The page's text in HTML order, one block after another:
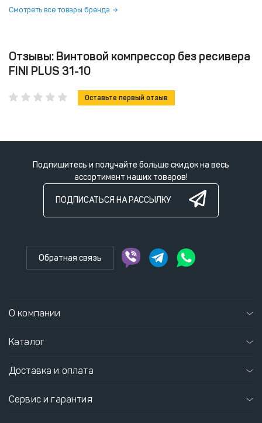
Смотреть все товары бренда
Отзывы: Винтовой компрессор без ресивера
FINI PLUS 31-10
Оставьте первый отзыв
Подпишитесь и получайте больше скидок на весь
ассортимент наших товаров!
ПОДПИСАТЬСЯ НА РАССЫЛКУ
Обратная связь
О компании
Каталог
Доставка и оплата
Сервис и гарантия